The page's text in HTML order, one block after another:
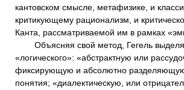
кантовском смысле, метафизике, и
критикующему рационализм, и
Канта, рассматриваемой им в рамках
Объясняя свой метод, Гегель
«логического»: «абстрактную или
фиксирующую и абсолютно
понятия; «диалектическую, или